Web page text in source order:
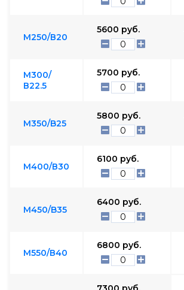
М250/В20
5600 руб.
М300/
В22.5
5700 руб.
М350/B25
5800 руб.
М400/В30
6100 руб.
М450/B35
6400 руб.
М550/В40
6800 руб.